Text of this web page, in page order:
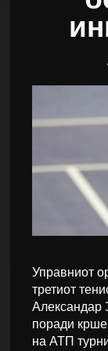
Управниот
третиот
Александар
поради
на АТП